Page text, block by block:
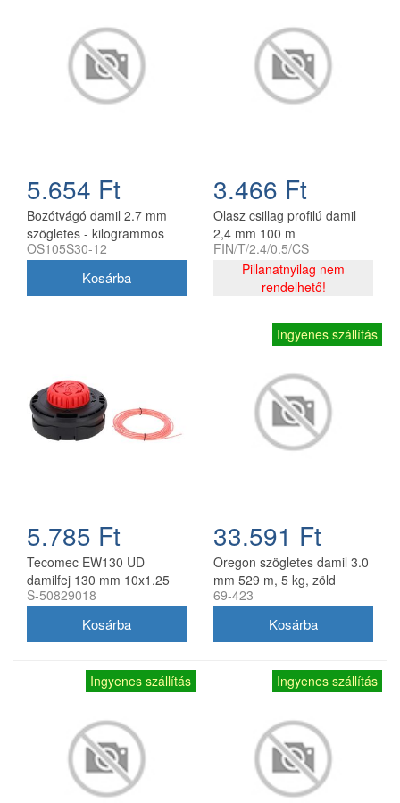
5.654 Ft
Bozótvágó damil 2.7 mm
szögletes - kilogrammos
kiszerelés
OS105S30-12
3.466 Ft
Olasz csillag profilú damil
2,4 mm 100 m
FIN/T/2.4/0.5/CS
Pillanatnyilag nem
rendelhető!
5.785 Ft
Tecomec EW130 UD
damilfej 130 mm 10x1.25
balos belső menettel
S-50829018
Ingyenes szállítás
33.591 Ft
Oregon szögletes damil 3.0
mm 529 m, 5 kg, zöld
69-423
Ingyenes szállítás Ingyenes szállítás